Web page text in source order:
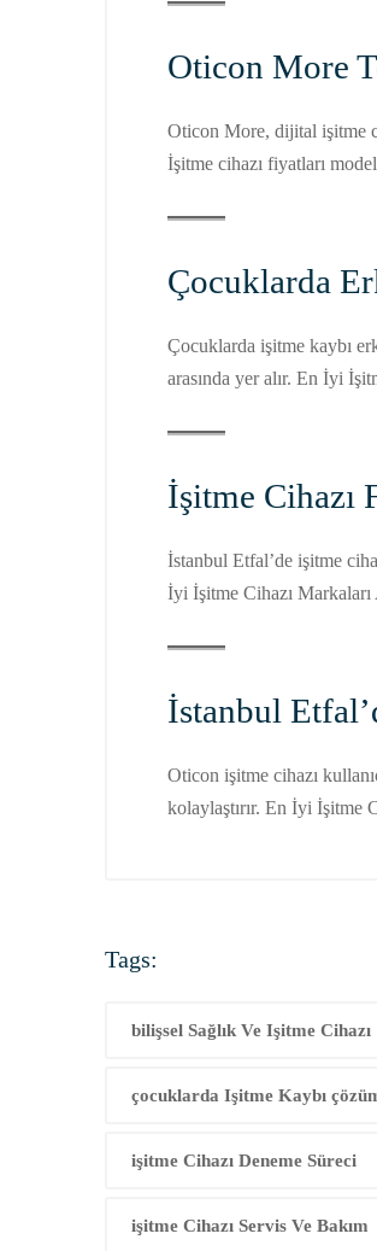
Oticon More
Oticon More, dijital işitme
İşitme cihazı fiyatları
Çocuklarda
Çocuklarda işitme kaybı
arasında yer alır. En İyi
İşitme Cihazı
İstanbul Etfal’de işitme
İyi İşitme Cihazı
İstanbul
Oticon işitme cihazı
kolaylaştırır. En İyi İşitme
Tags:
bilişsel Sağlık Ve Işitme Cihazı
çocuklarda Işitme Kaybı
işitme Cihazı Deneme Süreci
işitme Cihazı Servis Ve Bakım